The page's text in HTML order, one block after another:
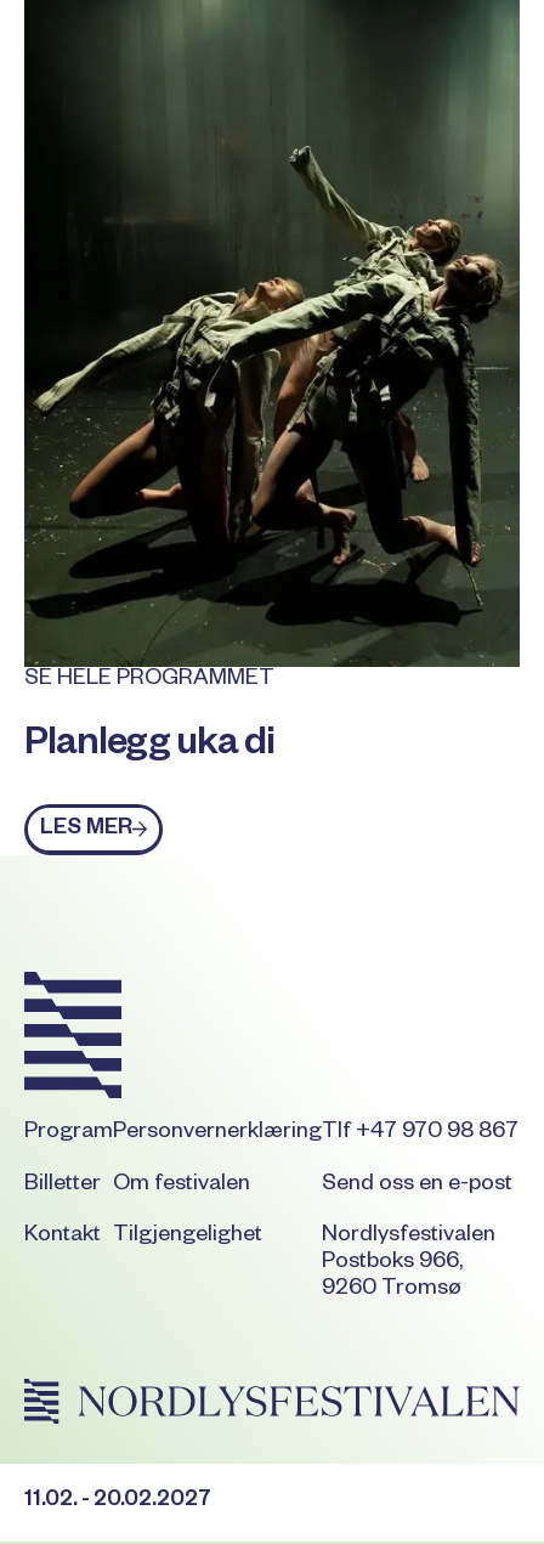
SE HELE PROGRAMMET
Planlegg uka di
Les mer
LES MER
Program
Billetter
Kontakt
Personvernerklæring
Om festivalen
Tilgjengelighet
Tlf +47 970 98 867
Send oss en e-post
Nordlysfestivalen
Postboks 966,
9260 Tromsø
11.02. - 20.02.2027